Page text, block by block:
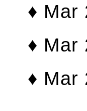
♦ Mar
♦ Mar
♦ Mar